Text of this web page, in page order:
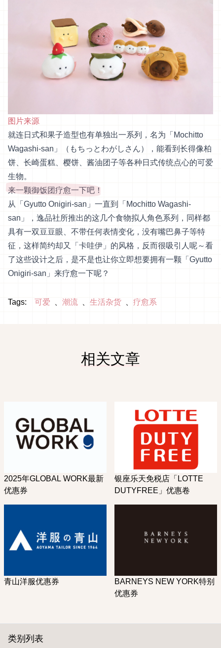
图片来源
就连日式和果子造型也有单独出一系列，名为「Mochitto
Wagashi-san」（もちっとわがしさん），能看到长得像柏
饼、长崎蛋糕、樱饼、酱油团子等各种日式传统点心的可爱
生物。
来一颗御饭团疗愈一下吧！
从「Gyutto Onigiri-san」一直到「Mochitto Wagashi-
san」，逸品社所推出的这几个食物拟人角色系列，同样都
具有一双豆豆眼、不带任何表情变化，没有嘴巴鼻子等特
征，这样简约却又「卡哇伊」的风格，反而很吸引人呢～看
了这些设计之后，是不是也让你立即想要拥有一颗「Gyutto
Onigiri-san」来疗愈一下呢？
Tags: 可爱 潮流 生活杂货 疗愈系
相关文章
2025年GLOBAL WORK最新
优惠券
银座乐天免税店「LOTTE
DUTYFREE」优惠卷
青山洋服优惠券
BARNEYS NEW YORK特别
优惠券
类别列表